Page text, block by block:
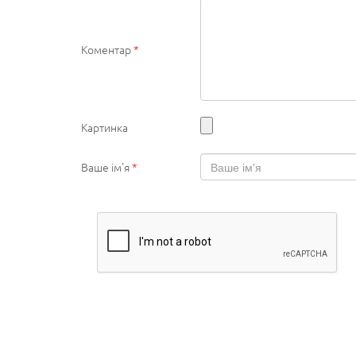
Коментар*
Картинка
Ваше ім'я*